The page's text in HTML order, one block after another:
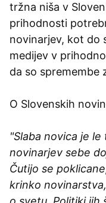
tržna niša v
prihodnosti
novinarjev, kot do
medijev v
da so spremembe
O Slovenskih
"Slaba novica je
novinarjev sebe
Čutijo se
krinko